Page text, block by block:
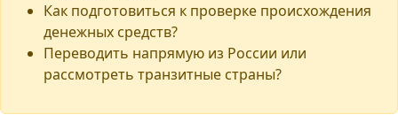
Как подготовиться к проверке происхождения
денежных средств?
Переводить напрямую из России или
рассмотреть транзитные страны?